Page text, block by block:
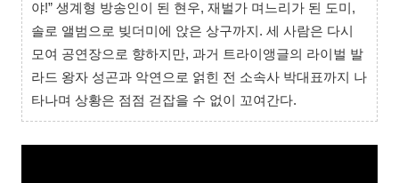
야!” 생계형 방송인이 된 현우, 재벌가 며느리가 된 도미,
솔로 앨범으로 빚더미에 앉은 상구까지. 세 사람은 다시
모여 공연장으로 향하지만, 과거 트라이앵글의 라이벌 발
라드 왕자 성곤과 악연으로 얽힌 전 소속사 박대표까지 나
타나며 상황은 점점 걷잡을 수 없이 꼬여간다.